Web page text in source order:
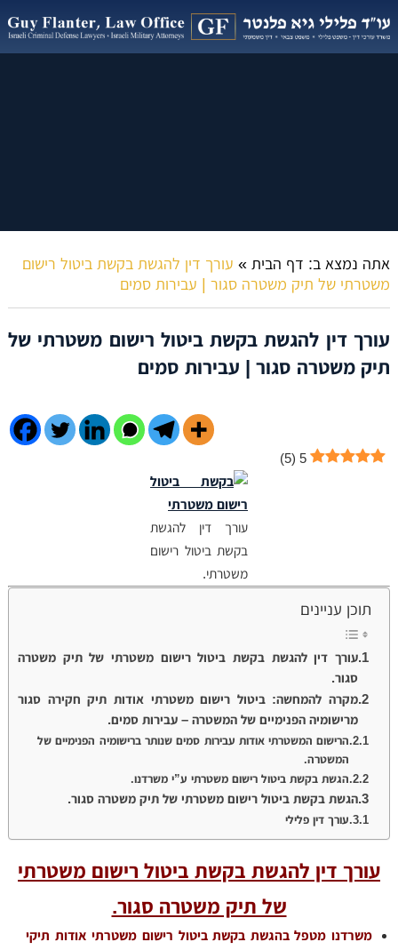
אתה נמצא ב: דף הבית » עורך דין להגשת בקשת ביטול רישום
משטרתי של תיק משטרה סגור | עבירות סמים
עורך דין להגשת בקשת ביטול רישום משטרתי של
תיק משטרה סגור | עבירות סמים
5
(
5
)
עורך דין להגשת
בקשת ביטול רישום
משטרתי.
תוכן עניינים
עורך דין להגשת בקשת ביטול רישום משטרתי של תיק משטרה
סגור.
מקרה להמחשה: ביטול רישום משטרתי אודות תיק חקירה סגור
מרישומיה הפנימיים של המשטרה – עבירות סמים.
הרישום המשטרתי אודות עבירות סמים שנותר ברישומיה הפנימיים של
המשטרה.
הגשת בקשת ביטול רישום משטרתי ע”י משרדנו.
הגשת בקשת ביטול רישום משטרתי של תיק משטרה סגור.
עורך דין פלילי
עורך דין להגשת בקשת ביטול רישום משטרתי
של תיק משטרה סגור.
משרדנו מטפל בהגשת בקשת ביטול רישום משטרתי אודות תיקי